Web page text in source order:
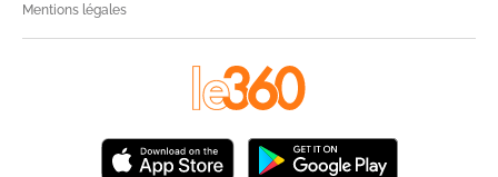
Mentions légales